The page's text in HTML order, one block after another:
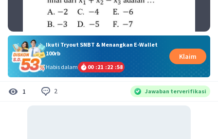
Ikuti Tryout SNBT & Menangkan E-Wallet
100rb
Habis dalam
00 :21 :22 :58
Klaim
1 2 Jawaban terverifikasi